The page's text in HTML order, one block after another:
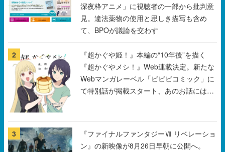
深夜枠アニメ」に視聴者の一部から批判意
見。違法薬物の使用と思しき描写も含め
て、BPOが議論を交わす
2
『超かぐや姫！』本編の“10年後”を描く
『超かぐやメシ！』Web連載決定。新たな
Webマンガレーベル「ビビビコミック」に
て特別話が掲載スタート、あのお話には…
3
『ファイナルファンタジーⅦ リベレーショ
ン』の新映像が8月26日早朝に公開へ。